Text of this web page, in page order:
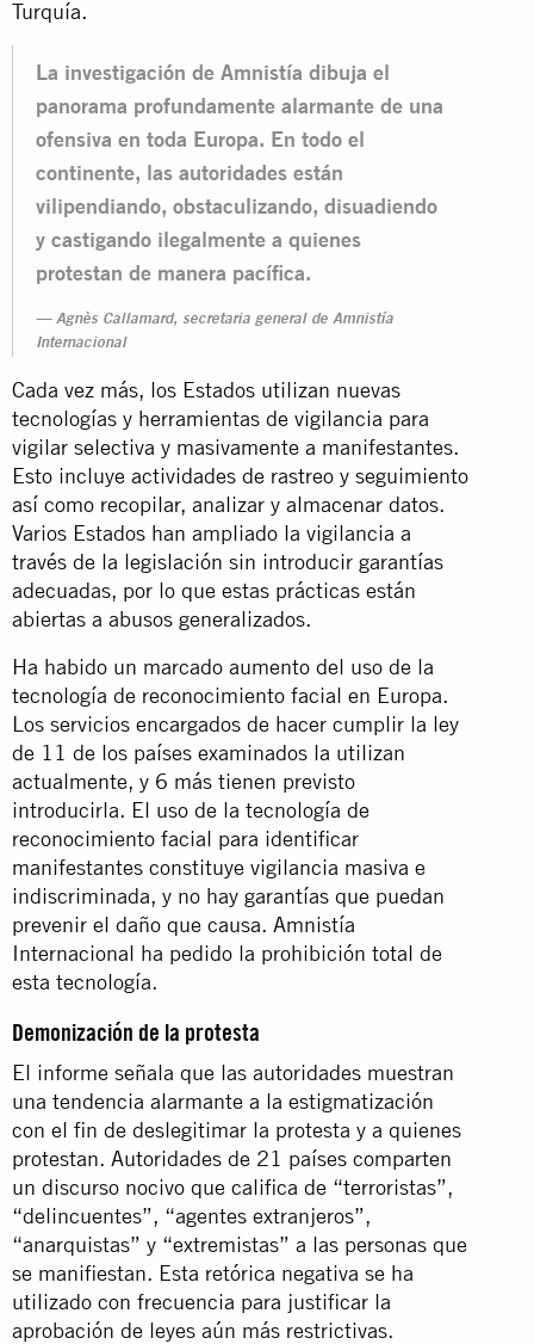
Turquía.
La investigación de Amnistía dibuja el
panorama profundamente alarmante de una
ofensiva en toda Europa. En todo el
continente, las autoridades están
vilipendiando, obstaculizando, disuadiendo
y castigando ilegalmente a quienes
protestan de manera pacífica.
Agnès Callamard, secretaria general de Amnistía
Internacional
Cada vez más, los Estados utilizan nuevas
tecnologías y herramientas de vigilancia para
vigilar selectiva y masivamente a manifestantes.
Esto incluye actividades de rastreo y seguimiento
así como recopilar, analizar y almacenar datos.
Varios Estados han ampliado la vigilancia a
través de la legislación sin introducir garantías
adecuadas, por lo que estas prácticas están
abiertas a abusos generalizados.
Ha habido un marcado aumento del uso de la
tecnología de reconocimiento facial en Europa.
Los servicios encargados de hacer cumplir la ley
de 11 de los países examinados la utilizan
actualmente, y 6 más tienen previsto
introducirla. El uso de la tecnología de
reconocimiento facial para identificar
manifestantes constituye vigilancia masiva e
indiscriminada, y no hay garantías que puedan
prevenir el daño que causa. Amnistía
Internacional ha pedido la prohibición total de
esta tecnología.
Demonización de la protesta
El informe señala que las autoridades muestran
una tendencia alarmante a la estigmatización
con el fin de deslegitimar la protesta y a quienes
protestan. Autoridades de 21 países comparten
un discurso nocivo que califica de “terroristas”,
“delincuentes”, “agentes extranjeros”,
“anarquistas” y “extremistas” a las personas que
se manifiestan. Esta retórica negativa se ha
utilizado con frecuencia para justificar la
aprobación de leyes aún más restrictivas.